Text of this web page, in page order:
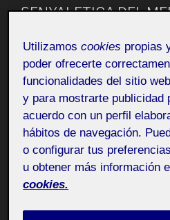
SENYALETICA DEL
Reproductor
de
vídeo
Utilizamoscookies propias
poder ofrecerte
funcionalidades del sitio
y para mostrarte publicidad
acuerdo con un perfil
hábitos de navegación.
o configurar tus
u obtener más información
cookies.